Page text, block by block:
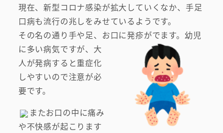
現在、新型コロナ感染が拡大していくなか、手足
口病も流行の兆しをみせているようです。
その名の通り手や足、お口に発疹がでます。 幼児
に多い病気ですが、大
人が発病すると重症化
しやすいので注意が必
要です。
またお口の中に痛み
や不快感が起こります